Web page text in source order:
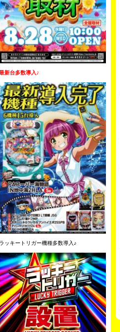
新台多数導入♪
ラッキートリガー機種多数導入♪